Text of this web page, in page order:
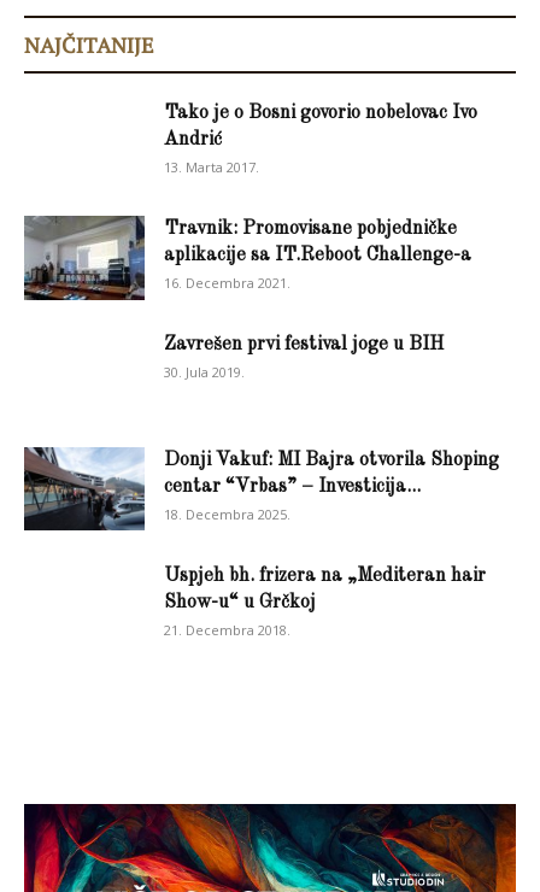
NAJČITANIJE
Tako je o Bosni govorio nobelovac Ivo
Andrić
13. Marta 2017.
Travnik: Promovisane pobjedničke
aplikacije sa IT.Reboot Challenge-a
16. Decembra 2021.
Zavrešen prvi festival joge u BIH
30. Jula 2019.
Donji Vakuf: MI Bajra otvorila Shoping
centar “Vrbas” – Investicija...
18. Decembra 2025.
Uspjeh bh. frizera na „Mediteran hair
Show-u“ u Grčkoj
21. Decembra 2018.